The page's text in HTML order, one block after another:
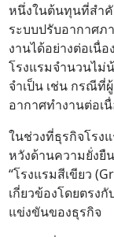
หนึ่งในต้นทุนที่สำคั
ระบบปรับอากาศภ
งานได้อย่างต่อเนื่
โรงแรมจำนวนไม่
จำเป็น เช่น กรณีที่
อากาศทำงานต่อเ
ในช่วงที่ธุรกิจโรง
หวังด้านความยั่ง
“โรงแรมสีเขียว
เกี่ยวข้องโดยตรง
แข่งขันของธุรกิจ